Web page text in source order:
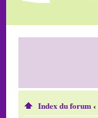
Index du forum‹